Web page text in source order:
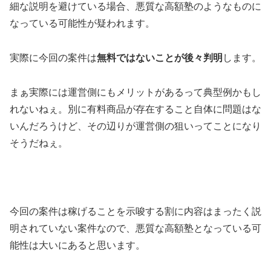
細な説明を避けている場合、 悪質な高額塾のようなものに
なっている可能性が疑われます。
実際に今回の案件は無料ではないことが後々判明 します。
まぁ実際には運営側にもメリットがあるって典型例かもし
れないねぇ。別に有料商品が存在すること自体に問題はな
いんだろうけど、その辺りが運営側の狙いってことになり
そうだねぇ。
今回の案件は稼げることを示唆する割に内容はまったく説
明されていない案件なので、悪質な高額塾となっている可
能性は大いにあると思います。